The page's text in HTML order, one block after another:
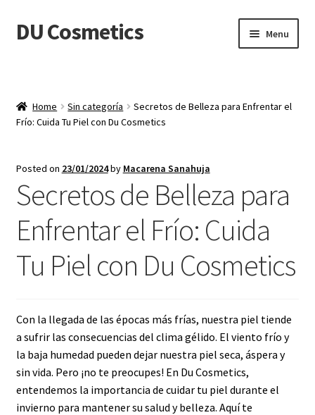
Skip
to
Skip
to
DU Cosmetics Menu
Productos
Expand
Contacto
Acceder
Home Sin categoría
Secretos de Belleza para Enfrentar el
Frío: Cuida Tu Piel con Du Cosmetics
Posted on 23/01/2024by Macarena Sanahuja
Secretos de Belleza para
Enfrentar el Frío: Cuida
Tu Piel con Du Cosmetics
Con la llegada de las épocas más frías, nuestra piel tiende
a sufrir las consecuencias del clima gélido. El viento frío y
la baja humedad pueden dejar nuestra piel seca, áspera y
sin vida. Pero ¡no te preocupes! En Du Cosmetics,
entendemos la importancia de cuidar tu piel durante el
invierno para mantener su salud y belleza. Aquí te